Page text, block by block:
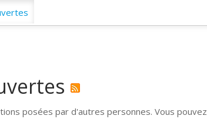
posées par d'autres personnes. Vous pouvez